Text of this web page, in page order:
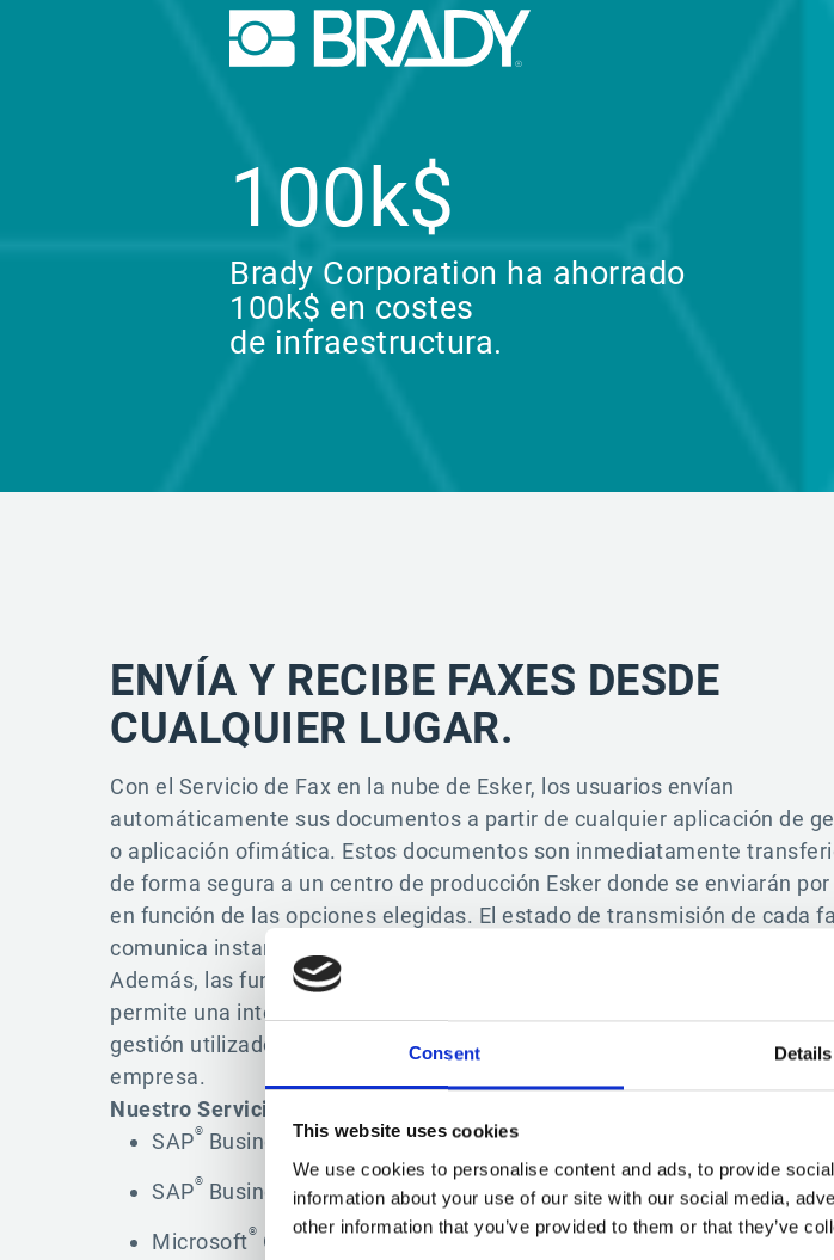
Consent Details
This website uses cookies
We use cookies to personalise content and ads, to provide
information about your use of our site with our social media,
other information that you’ve provided to them or that they’ve
100k$
Brady Corporation ha ahorrado
100k$ en costes
de infraestructura.
ENVÍA Y RECIBE FAXES DESDE
CUALQUIER LUGAR.
Con el Servicio de Fax en la nube de Esker, los usuarios envían
automáticamente sus documentos a partir de cualquier aplicación de
o aplicación ofimática. Estos documentos son inmediatamente
de forma segura a un centro de producción Esker donde se enviarán por
en función de las opciones elegidas. El estado de transmisión de cada
comunica instantáneamente en la aplicación para su seguimiento.
Además, las funcionalidades de workflow son independientes del ERP, lo
permite una integración flexible si la conexión debe ir a varios sistemas
gestión utilizados por filiales o servicios distintos dentro de una misma
empresa.
Nuestro Servicio de Fax se integra con:
SAP® Business Suite
SAP® Business ByDesign
Microsoft® Office 365